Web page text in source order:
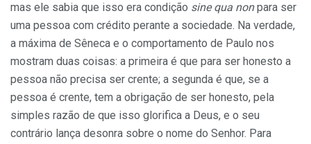
mas ele sabia que isso era condição sine qua nonpara ser
uma pessoa com crédito perante a sociedade. Na verdade,
a máxima de Sêneca e o comportamento de Paulo nos
mostram duas coisas: a primeira é que para ser honesto a
pessoa não precisa ser crente; a segunda é que, se a
pessoa é crente, tem a obrigação de ser honesto, pela
simples razão de que isso glorifica a Deus, e o seu
contrário lança desonra sobre o nome do Senhor. Para